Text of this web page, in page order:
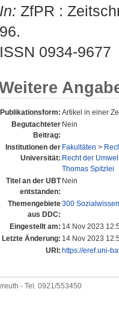
In: ZfPR :
96.
ISSN 0934-9677
Publikationsform: Artikel in einer
Begutachteter
Beitrag:
Nein
Institutionen der
Universität:
Fakultäten >
Recht der
Thomas Spitzlei
Titel an der UBT
entstanden:
Nein
Themengebiete
aus DDC:
300
Eingestellt am: 14 Nov 2023
Letzte Änderung: 14 Nov 2023
URI: https://eref.uni-
- Tel. 0921/553450